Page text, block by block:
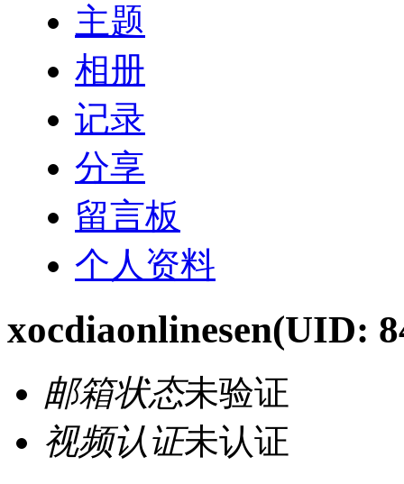
主题
相册
记录
分享
留言板
个人资料
xocdiaonlinesen(UID:
邮箱状态未验证
视频认证未认证